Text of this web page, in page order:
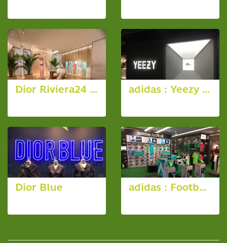
Dior Riviera24 - VIP Room adidas : Yeezy End Year 2018
Dior Blue adidas : Football and Running